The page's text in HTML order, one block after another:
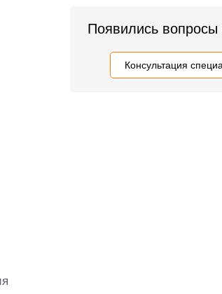
Появились вопросы
Консультация